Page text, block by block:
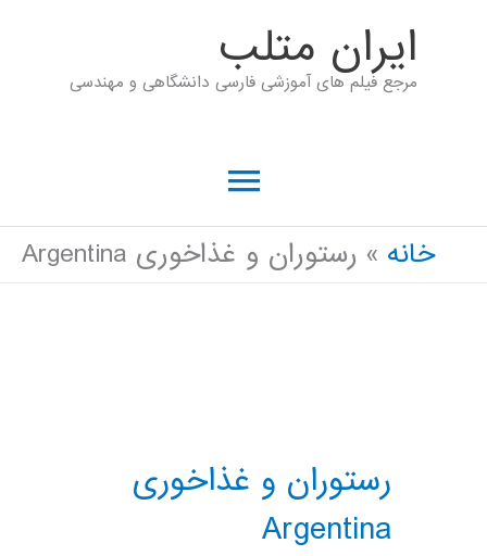
ايران متلب
مرجع فیلم های آموزشی فارسی دانشگاهی و مهندسی
فهرست
اصلی
خانه رستوران و غذاخوری Argentina
رستوران و غذاخوری
Argentina